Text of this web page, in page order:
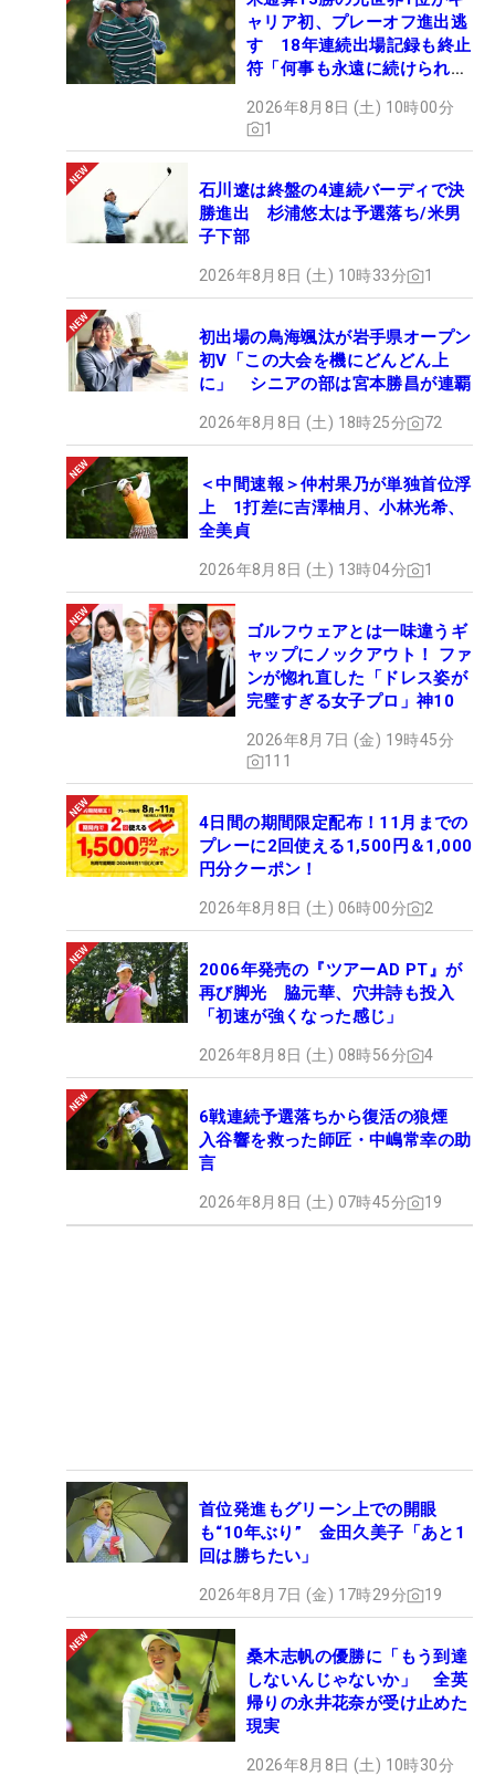
ャリア初、プレーオフ進出逃
す 18年連続出場記録も終止
符「何事も永遠に続けられな
2026年8月8日 (土) 10時00分
1
石川遼は終盤の4連続バーディで決
勝進出 杉浦悠太は予選落ち/米男
子下部
2026年8月8日 (土) 10時33分 1
初出場の鳥海颯汰が岩手県オープン
初V「この大会を機にどんどん上
に」 シニアの部は宮本勝昌が連覇
2026年8月8日 (土) 18時25分 72
＜中間速報＞仲村果乃が単独首位浮
上 1打差に吉澤柚月、小林光希、
全美貞
2026年8月8日 (土) 13時04分 1
ゴルフウェアとは一味違うギ
ャップにノックアウト！ ファ
ンが惚れ直した「ドレス姿が
完璧すぎる女子プロ」神10
2026年8月7日 (金) 19時45分
111
4日間の期間限定配布！11月までの
プレーに2回使える1,500円＆1,000
円分クーポン！
2026年8月8日 (土) 06時00分 2
2006年発売の『ツアーAD PT』が
再び脚光 脇元華、穴井詩も投入
「初速が強くなった感じ」
2026年8月8日 (土) 08時56分 4
6戦連続予選落ちから復活の狼煙
入谷響を救った師匠・中嶋常幸の助
言
2026年8月8日 (土) 07時45分 19
首位発進もグリーン上での開眼
も“10年ぶり” 金田久美子「あと1
回は勝ちたい」
2026年8月7日 (金) 17時29分 19
桑木志帆の優勝に「もう到達
しないんじゃないか」 全英
帰りの永井花奈が受け止めた
現実
2026年8月8日 (土) 10時30分